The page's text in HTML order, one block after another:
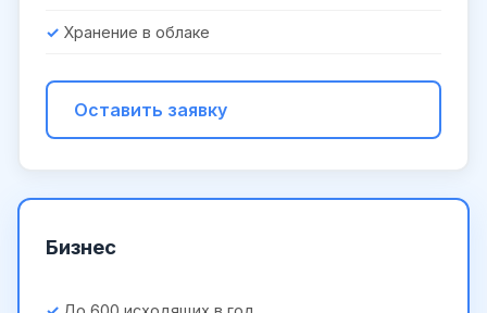
Хранение в облаке
Оставить заявку
Бизнес